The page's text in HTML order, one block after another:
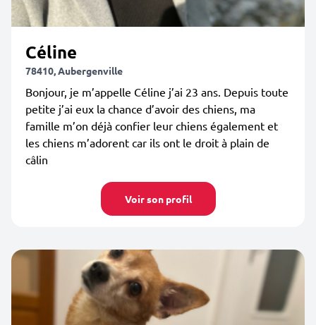
Céline
78410, Aubergenville
Bonjour, je m’appelle Céline j’ai 23 ans. Depuis toute
petite j’ai eux la chance d’avoir des chiens, ma
famille m’on déjà confier leur chiens également et
les chiens m’adorent car ils ont le droit à plain de
câlin
Voir son profil